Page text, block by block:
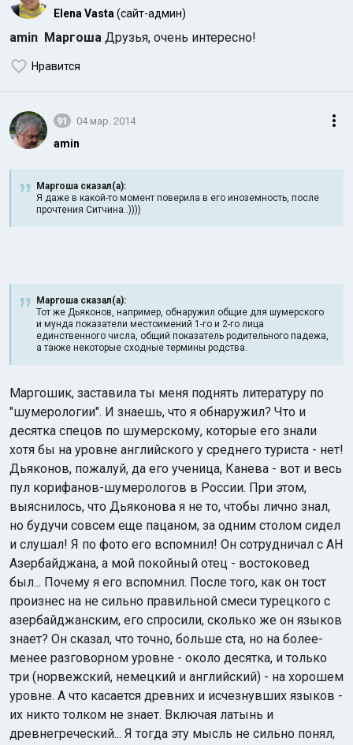
Elena Vasta (сайт-админ)
amin Маргоша Друзья, очень интересно!
Нравится
91 04 мар. 2014
amin
Маргоша сказал(а):
Я даже в какой-то момент поверила в его иноземность, после
прочтения Ситчина..))))
Маргоша сказал(а):
Тот же Дьяконов, например, обнаружил общие для шумерского
и мунда показатели местоимений 1-го и 2-го лица
единственного числа, общий показатель родительного падежа,
а также некоторые сходные термины родства.
Маргошик, заставила ты меня поднять литературу по
"шумерологии". И знаешь, что я обнаружил? Что и
десятка спецов по шумерскому, которые его знали
хотя бы на уровне английского у среднего туриста - нет!
Дьяконов, пожалуй, да его ученица, Канева - вот и весь
пул корифанов-шумерологов в России. При этом,
выяснилось, что Дьяконова я не то, чтобы лично знал,
но будучи совсем еще пацаном, за одним столом сидел
и слушал! Я по фото его вспомнил! Он сотрудничал с АН
Азербайджана, а мой покойный отец - востоковед
был... Почему я его вспомнил. После того, как он тост
произнес на не сильно правильной смеси турецкого с
азербайджанским, его спросили, сколько же он языков
знает? Он сказал, что точно, больше ста, но на более-
менее разговорном уровне - около десятка, и только
три (норвежский, немецкий и английский) - на хорошем
уровне. А что касается древних и исчезнувших языков -
их никто толком не знает. Включая латынь и
древнегреческий... Я тогда эту мысль не сильно понял,